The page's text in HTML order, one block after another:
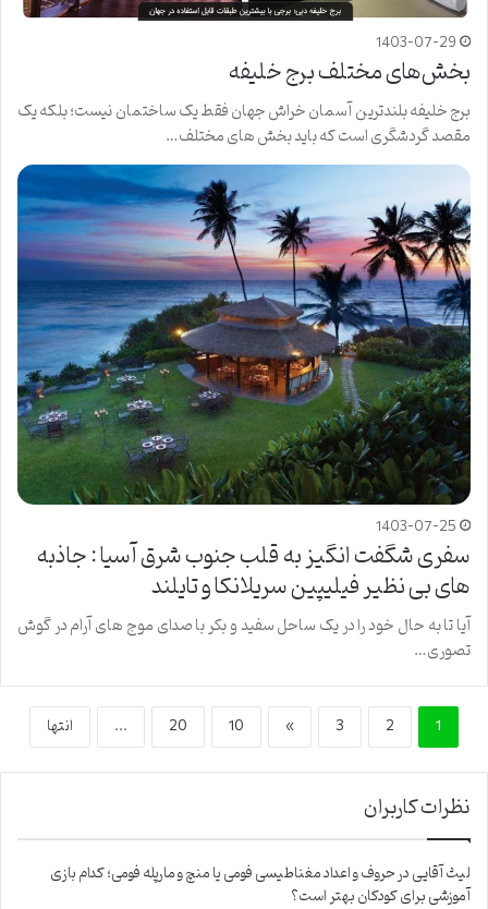
1403-07-29
بخش‌های مختلف برج خلیفه
برج خلیفه بلندترین آسمان خراش جهان فقط یک ساختمان نیست؛ بلکه یک
مقصد گردشگری است که باید بخش های مختلف…
1403-07-25
سفری شگفت انگیز به قلب جنوب شرق آسیا : جاذبه
های بی نظیر فیلیپین سریلانکا و تایلند
آیا تا به حال خود را در یک ساحل سفید و بکر با صدای موج های آرام در گوش
تصوری…
1
2
3
»
10
20
... انتها
نظرات کاربران
لیث آقاییدرحروف و اعداد مغناطیسی فومی یا منچ و مارپله فومی؛ کدام بازی
آموزشی برای کودکان بهتر است؟